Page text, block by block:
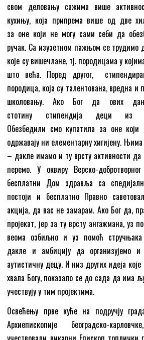
свом деловању сажима више
кухињу, која припрема више од две
за оне који не могу сами себи да
ручак. Са изузетном пажњом се трудимо
које су вишечлане, тј. породицама у
што већа. Поред другог,
породица, која су талентована, вредна и
школовању. Ако Бог да ових
стотину стипендија деци из
Обезбедили смо купатила за оне који
одржавају ни елементарну хигијену.
– дакле имамо и ту врсту активности да
перемо. У оквиру Верско-
бесплатни Дом здравља са
постоји и бесплатно Правно
акција, да вас не замарам. Ако Бог да,
пројекат, јер за ту врсту ангажмана, уз
веома озбиљно и уз помоћ
дакле и амбицију да организујемо
аутистичну децу. И низ других идеја
хвала Богу, показало се до сада да има
учествују у тим пројектима.
Освећењу прве куће на подручју
Архиепископије београдско-